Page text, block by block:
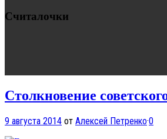
Считалочки
Столкновение
9 августа 2014 от Алексей Петренко·0